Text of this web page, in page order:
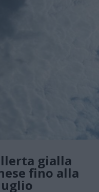
gialla
fino alla